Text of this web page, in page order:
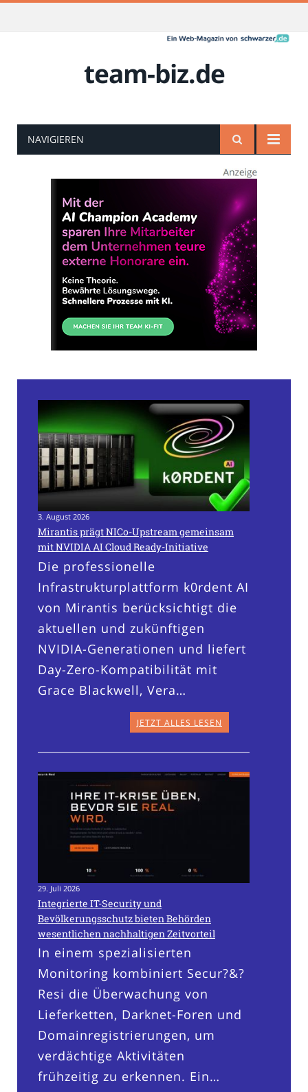
team-biz.de
NAVIGIEREN
3. August 2026
Mirantis prägt NICo-Upstream gemeinsam
mit NVIDIA AI Cloud Ready-Initiative
Die professionelle
Infrastrukturplattform k0rdent AI
von Mirantis berücksichtigt die
aktuellen und zukünftigen
NVIDIA-Generationen und liefert
Day-Zero-Kompatibilität mit
Grace Blackwell, Vera…
JETZT ALLES LESEN
29. Juli 2026
Integrierte IT-Security und
Bevölkerungsschutz bieten Behörden
wesentlichen nachhaltigen Zeitvorteil
In einem spezialisierten
Monitoring kombiniert Secur?&?
Resi die Überwachung von
Lieferketten, Darknet-Foren und
Domainregistrierungen, um
verdächtige Aktivitäten
frühzeitig zu erkennen. Ein…